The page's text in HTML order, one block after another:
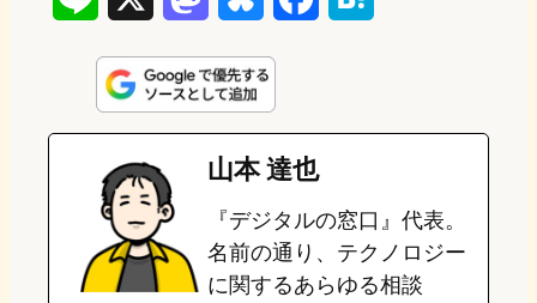
n
e
s
t
o
o
u
e
s
k
e
b
o
o
e
a
山本 達也
『デジタルの窓口』代表。
名前の通り、テクノロジー
に関するあらゆる相談